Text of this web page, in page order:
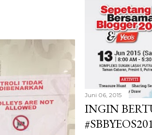
Juni 06, 2015
INGIN